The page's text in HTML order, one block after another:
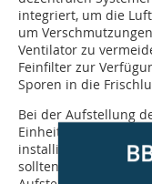
integriert, um die
um
Ventilator zu
Feinfilter zur
Sporen in die
Bei der Aufstellung
Einheit innerhalb
installieren ist. Die
sollten möglichst